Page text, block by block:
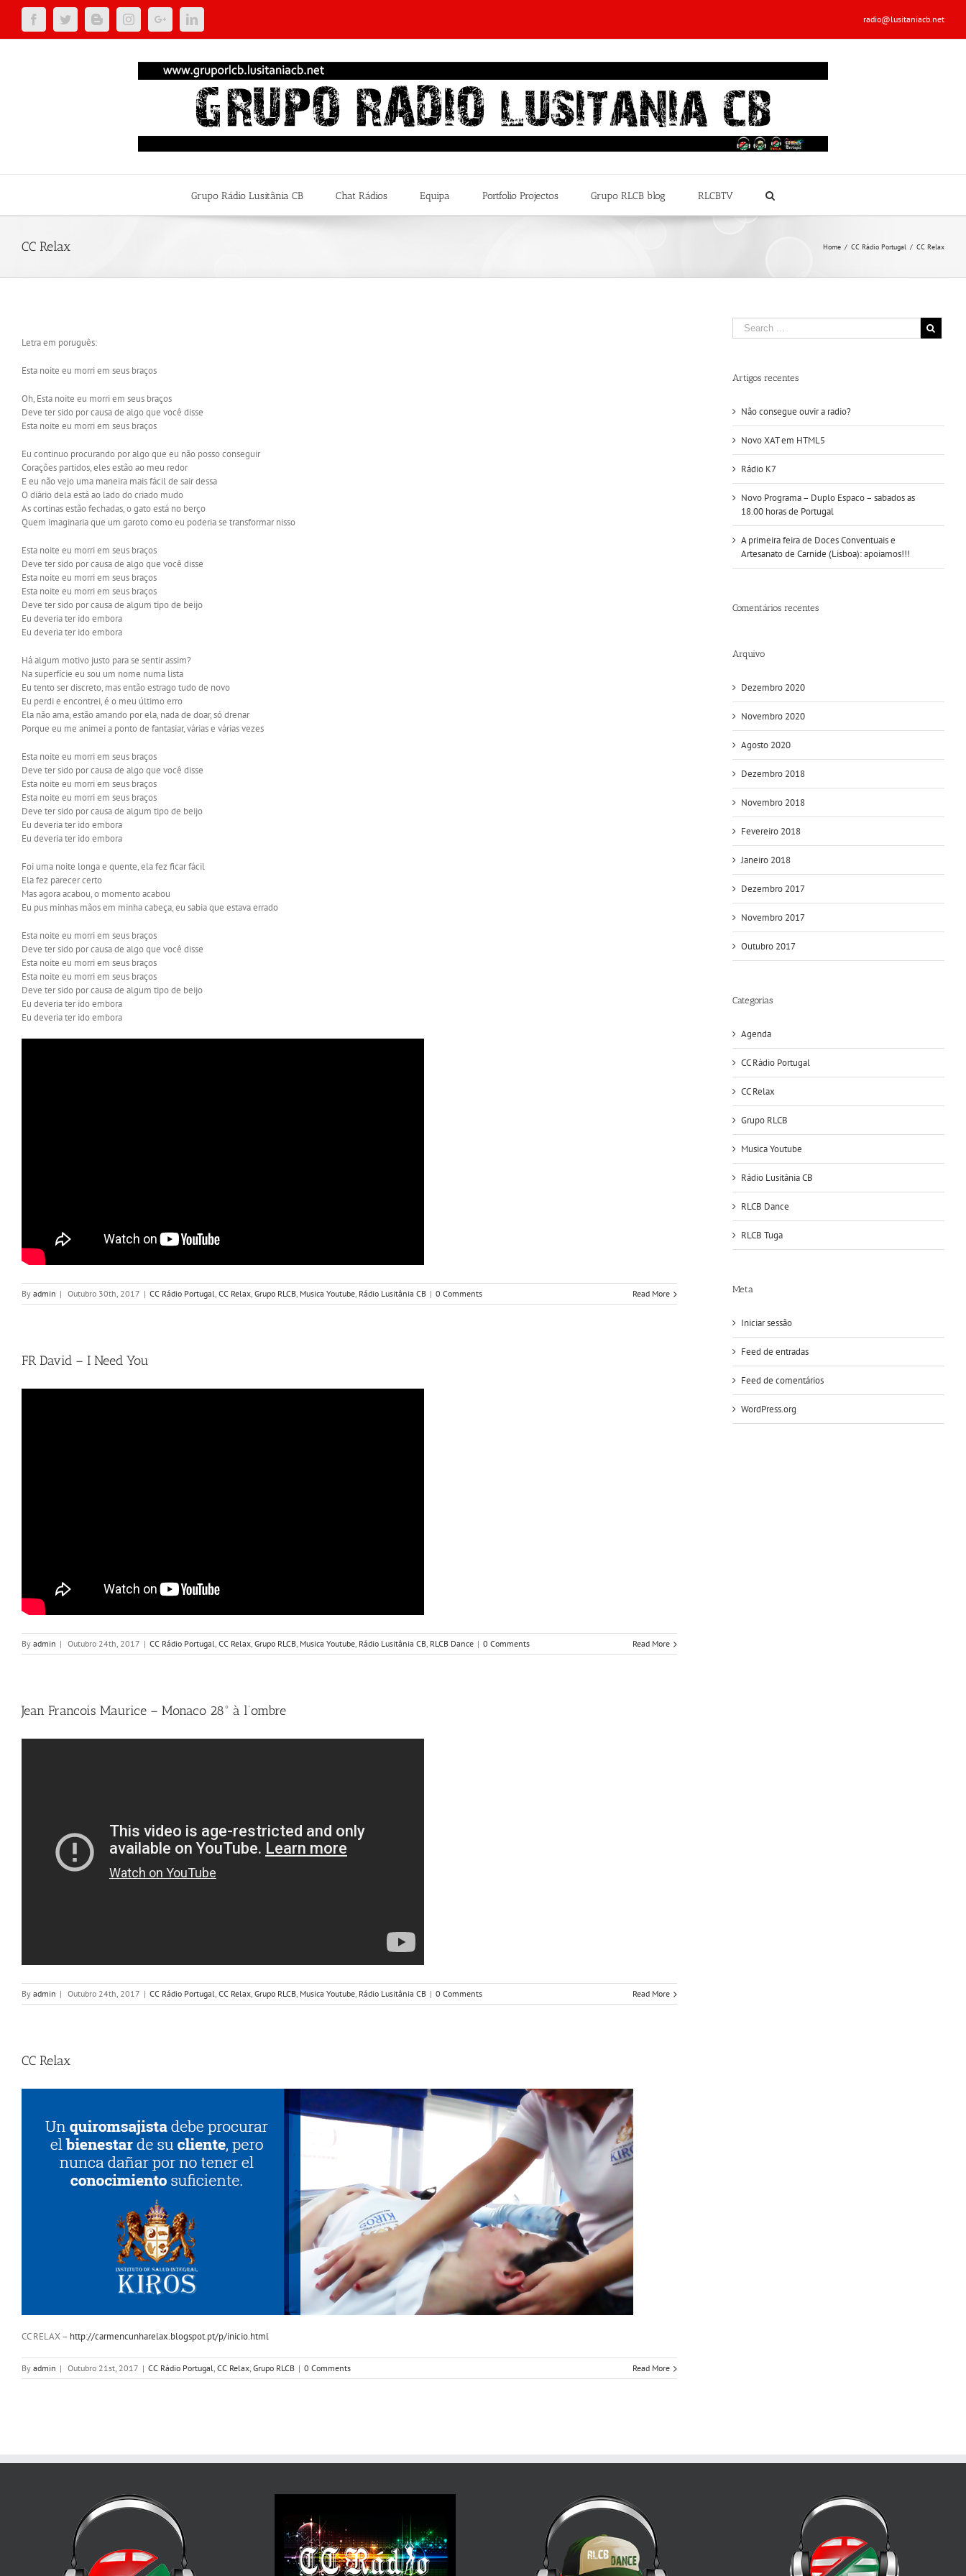
FacebookTwitterBloggerInstagramGoogle+Linkedin radio@lusitaniacb.net
Grupo Rádio Lusitânia CB Chat Rádios Equipa Portfolio Projectos Grupo RLCB blog RLCBTV
CC Relax Home / CC Rádio Portugal / CC Relax
Letra em poruguês:
Esta noite eu morri em seus braços
Oh, Esta noite eu morri em seus braços
Deve ter sido por causa de algo que você disse
Esta noite eu morri em seus braços
Eu continuo procurando por algo que eu não posso conseguir
Corações partidos, eles estão ao meu redor
E eu não vejo uma maneira mais fácil de sair dessa
O diário dela está ao lado do criado mudo
As cortinas estão fechadas, o gato está no berço
Quem imaginaria que um garoto como eu poderia se transformar nisso
Esta noite eu morri em seus braços
Deve ter sido por causa de algo que você disse
Esta noite eu morri em seus braços
Esta noite eu morri em seus braços
Deve ter sido por causa de algum tipo de beijo
Eu deveria ter ido embora
Eu deveria ter ido embora
Há algum motivo justo para se sentir assim?
Na superfície eu sou um nome numa lista
Eu tento ser discreto, mas então estrago tudo de novo
Eu perdi e encontrei, é o meu último erro
Ela não ama, estão amando por ela, nada de doar, só drenar
Porque eu me animei a ponto de fantasiar, várias e várias vezes
Esta noite eu morri em seus braços
Deve ter sido por causa de algo que você disse
Esta noite eu morri em seus braços
Esta noite eu morri em seus braços
Deve ter sido por causa de algum tipo de beijo
Eu deveria ter ido embora
Eu deveria ter ido embora
Foi uma noite longa e quente, ela fez ficar fácil
Ela fez parecer certo
Mas agora acabou, o momento acabou
Eu pus minhas mãos em minha cabeça, eu sabia que estava errado
Esta noite eu morri em seus braços
Deve ter sido por causa de algo que você disse
Esta noite eu morri em seus braços
Esta noite eu morri em seus braços
Deve ter sido por causa de algum tipo de beijo
Eu deveria ter ido embora
Eu deveria ter ido embora
By admin | Outubro 30th, 2017 | CC Rádio Portugal, CC Relax, Grupo RLCB, Musica Youtube, Rádio Lusitânia CB | 0 Comments Read More
FR David – I Need You
By admin | Outubro 24th, 2017 | CC Rádio Portugal, CC Relax, Grupo RLCB, Musica Youtube, Rádio Lusitânia CB, RLCB Dance | 0 Comments Read More
Jean Francois Maurice – Monaco 28° à l’ombre
By admin | Outubro 24th, 2017 | CC Rádio Portugal, CC Relax, Grupo RLCB, Musica Youtube, Rádio Lusitânia CB | 0 Comments Read More
CC Relax
CC RELAX – http://carmencunharelax.blogspot.pt/p/inicio.html
By admin | Outubro 21st, 2017 | CC Rádio Portugal, CC Relax, Grupo RLCB | 0 Comments Read More
Artigos recentes
Não consegue ouvir a radio?
Novo XAT em HTML5
Rádio K7
Novo Programa – Duplo Espaco – sabados as
18.00 horas de Portugal
A primeira feira de Doces Conventuais e
Artesanato de Carnide (Lisboa): apoiamos!!!
Comentários recentes
Arquivo
Dezembro 2020
Novembro 2020
Agosto 2020
Dezembro 2018
Novembro 2018
Fevereiro 2018
Janeiro 2018
Dezembro 2017
Novembro 2017
Outubro 2017
Categorias
Agenda
CC Rádio Portugal
CC Relax
Grupo RLCB
Musica Youtube
Rádio Lusitânia CB
RLCB Dance
RLCB Tuga
Meta
Iniciar sessão
Feed de entradas
Feed de comentários
WordPress.org